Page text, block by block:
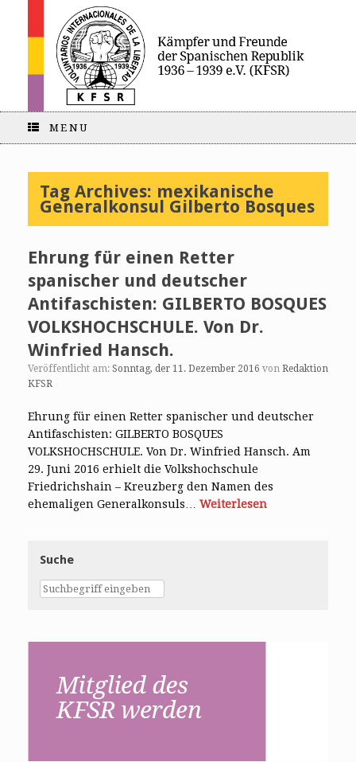
MENU
Tag Archives: mexikanische
Generalkonsul Gilberto Bosques
Ehrung für einen Retter
spanischer und deutscher
Antifaschisten: GILBERTO BOSQUES
VOLKSHOCHSCHULE. Von Dr.
Winfried Hansch.
Veröffentlicht am: Sonntag, der 11. Dezember 2016 von Redaktion
KFSR
Ehrung für einen Retter spanischer und deutscher
Antifaschisten: GILBERTO BOSQUES
VOLKSHOCHSCHULE. Von Dr. Winfried Hansch. Am
29. Juni 2016 erhielt die Volkshochschule
Friedrichshain – Kreuzberg den Namen des
ehemaligen Generalkonsuls… Weiterlesen
Suche